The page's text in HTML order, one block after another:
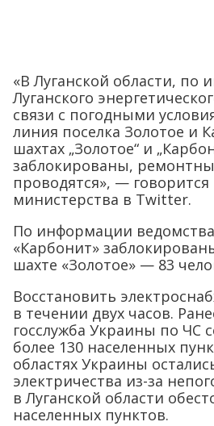
«В Луганской области, по
Луганского
связи с погодными
линия поселка Золотое и
шахтах „Золотое“ и
заблокированы,
проводятся», —
министерства в Twitter.
По информации
«Карбонит»
шахте «Золотое» — 83
Восстановить
в течении двух часов.
госслужба Украины по ЧС
более 130 населенных
областях Украины
электричества из-за
в Луганской области
населенных пунктов.